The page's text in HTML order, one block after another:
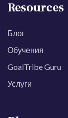
Resources
Блог
Обучения
GoalTribe Guru
Услуги